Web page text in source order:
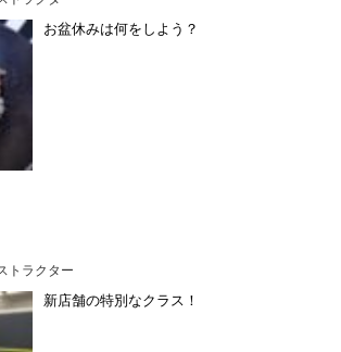
お盆休みは何をしよう？
トラクター
新店舗の特別なクラス！